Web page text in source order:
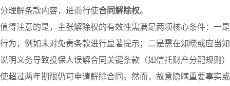
分理解条款内容，进而行使合同解除权。
值得注意的是，主张解除权的有效性需满足两项核心条件：一
行为，例如未对免责条款进行显著提示；二是需在知晓或应当
说明义务导致投保人误解合同关键条款（如信托财产分配规则
使超过两年期限仍可申请解除合同。然而，故意隐瞒重要事实